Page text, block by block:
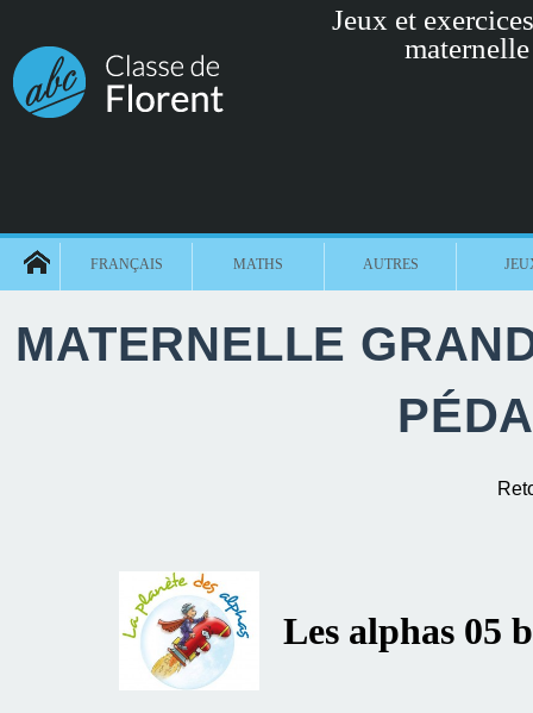
Jeux et
FRANÇAIS MATHS AUTRES
MATERNELLE
Les alphas 05